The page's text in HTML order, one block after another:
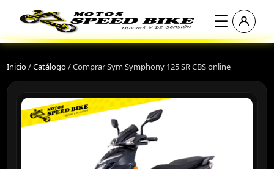
☰
Inicio/Catálogo/Comprar Sym Symphony 125 SR CBS online